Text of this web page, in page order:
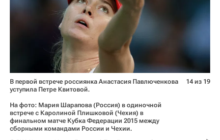
В первой встрече россиянка Анастасия Павлюченкова
уступила Петре Квитовой.
На фото: Мария Шарапова (Россия) в одиночной
встрече с Каролиной Плишковой (Чехия) в
финальном матче Кубка Федерации 2015 между
сборными командами России и Чехии.
14 из 19